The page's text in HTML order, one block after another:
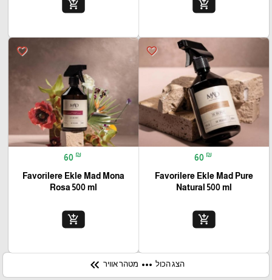
add_shopping_cart
add_shopping_cart
favorite_border
60 ₪
Favorilere Ekle Mad Pure
Natural 500 ml
add_shopping_cart
favorite_border
60 ₪
Favorilere Ekle Mad Mona
Rosa 500 ml
add_shopping_cart
הצג הכול more_horiz מטהר אוויר keyboard_double_arrow_left